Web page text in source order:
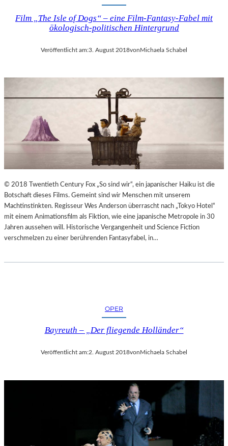
Film „The Isle of Dogs“ – eine Film-Fantasy-Fabel mit
ökologisch-politischen Hintergrund
Veröffentlicht am:3. August 2018vonMichaela Schabel
© 2018 Twentieth Century Fox „So sind wir“, ein japanischer Haiku ist die
Botschaft dieses Films. Gemeint sind wir Menschen mit unserem
Machtinstinkten. Regisseur Wes Anderson überrascht nach „Tokyo Hotel“
mit einem Animationsfilm als Fiktion, wie eine japanische Metropole in 30
Jahren aussehen will. Historische Vergangenheit und Science Fiction
verschmelzen zu einer berührenden Fantasyfabel, in…
OPER
Bayreuth – „Der fliegende Holländer“
Veröffentlicht am:2. August 2018von Michaela Schabel